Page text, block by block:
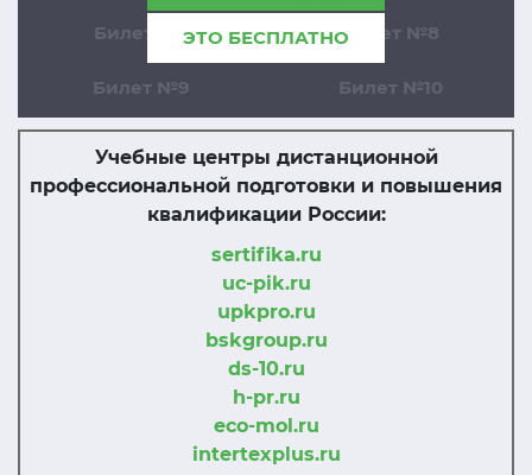
ЭТО БЕСПЛАТНО
Билет №7 Билет №8
Билет №9 Билет №10
Учебные центры дистанционной
профессиональной подготовки и повышения
квалификации России:
sertifika.ru
uc-pik.ru
upkpro.ru
bskgroup.ru
ds-10.ru
h-pr.ru
eco-mol.ru
intertexplus.ru